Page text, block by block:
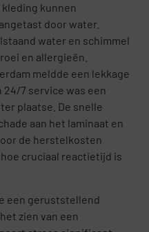
kunnen
door water.
water en schimmel
en allergieën.
meldde een lekkage
24/7 service was een
plaatse. De snelle
aan het laminaat en
de herstelkosten
cruciaal reactietijd is
een geruststellend
zien van een